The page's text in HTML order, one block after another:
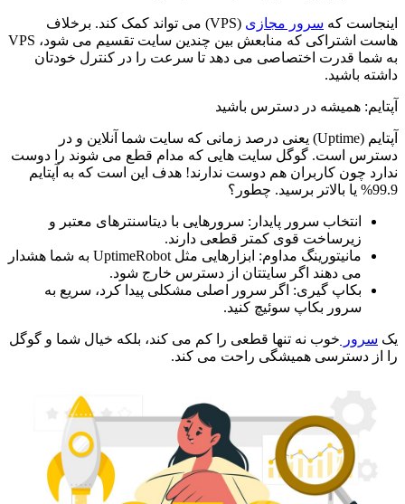
اینجاست که سرور مجازی
(VPS) می تواند کمک کند. برخلاف
هاست اشتراکی که منابعش بین چندین سایت تقسیم می شود، VPS
به شما قدرت اختصاصی می دهد تا سرعت را در کنترل خودتان
داشته باشید.
آپتایم: همیشه در دسترس باشید
آپتایم (Uptime) یعنی درصد زمانی که سایت شما آنلاین و در
دسترس است. گوگل سایت هایی که مدام قطع می شوند را دوست
ندارد چون کاربران هم دوست ندارند! هدف این است که به آپتایم
99.9% یا بالاتر برسید. چطور؟
انتخاب سرور پایدار: سرورهایی با دیتاسنترهای معتبر و
زیرساخت قوی کمتر قطعی دارند.
مانیتورینگ مداوم: ابزارهایی مثل UptimeRobot به شما هشدار
می دهند اگر سایتتان از دسترس خارج شود.
بکاپ گیری: اگر سرور اصلی مشکلی پیدا کرد، سریع به
سرور بکاپ سوئیچ کنید.
یک سرور خوب نه تنها قطعی را کم می کند، بلکه خیال شما و گوگل
را از دسترسی همیشگی راحت می کند.